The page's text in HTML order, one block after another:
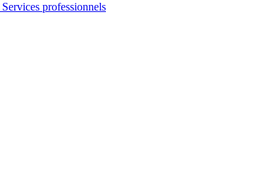
Services professionnels